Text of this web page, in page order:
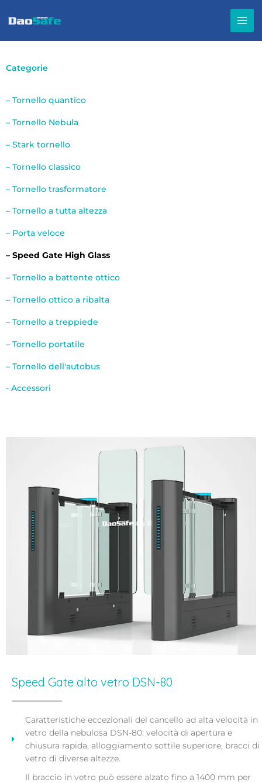
Categorie
– Tornello quantico
– Tornello Nebula
– Stark tornello
– Tornello classico
– Tornello trasformatore
– Tornello a tutta altezza
– Porta veloce
– Speed Gate High Glass
– Tornello a battente ottico
– Tornello ottico a ribalta
– Tornello a treppiede
– Tornello portatile
– Tornello dell'autobus
- Accessori
Speed Gate alto vetro DSN-80
Caratteristiche eccezionali del cancello ad alta velocità in
vetro della nebulosa DSN-80: velocità di apertura e
chiusura rapida, alloggiamento sottile superiore, bracci di
vetro di diverse altezze.
Il braccio in vetro può essere alzato fino a 1400 mm per